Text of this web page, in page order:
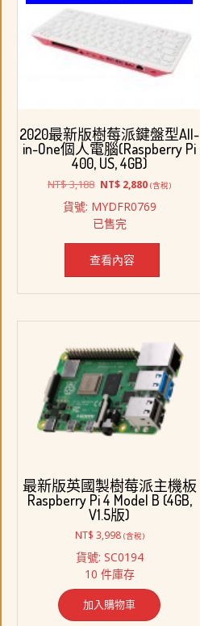
2020最新版樹莓派鍵盤型All-
in-One個人電腦(Raspberry Pi
400, US, 4GB)
NT$3,188 原
價
格：
NT$ 3,188。
NT$ 2,880目
價
NT$ 2,880。
(含稅)
貨號: MYDFR0769
已售完
查看內容
最新版英國製樹莓派主機板
Raspberry Pi 4 Model B (4GB,
V1.5版)
NT$ 3,998 (含稅)
貨號: SC0194
10 件庫存
加入購物車